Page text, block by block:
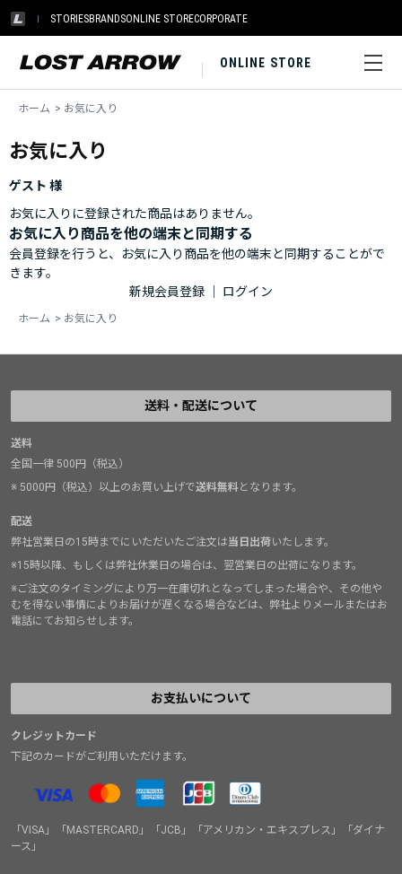
STORIESBRANDSONLINE STORECORPORATE
ONLINE STORE
ホーム > お気に入り
お気に入り
ゲスト 様
お気に入りに登録された商品はありません。
お気に入り商品を他の端末と同期する
会員登録を行うと、お気に入り商品を他の端末と同期することがで
きます。
新規会員登録
ログイン
ホーム > お気に入り
送料・配送について
送料
全国一律 500円（税込）
※ 5000円（税込）以上のお買い上げで送料無料となります。
配送
弊社営業日の15時までにいただいたご注文は当日出荷いたします。
※15時以降、もしくは弊社休業日の場合は、翌営業日の出荷になります。
※ご注文のタイミングにより万一在庫切れとなってしまった場合や、その他や
むを得ない事情によりお届けが遅くなる場合などは、弊社よりメールまたはお
電話にてお知らせします。
お支払いについて
クレジットカード
下記のカードがご利用いただけます。
「VISA」「MASTERCARD」「JCB」「アメリカン・エキスプレス」「ダイナ
ース」